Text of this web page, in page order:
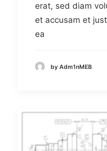
erat, sed diam
et accusam et
ea
by Adm1nMEB